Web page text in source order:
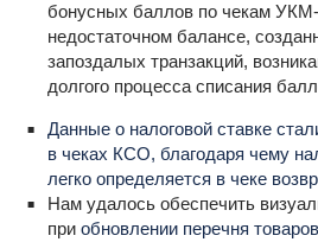
бонусных баллов по чекам
недостаточном балансе,
запоздалых транзакций,
долгого процесса списания
Данные о налоговой ставке
в чеках КСО, благодаря чему
легко определяется в чеке
Нам удалось обеспечить
при обновлении перечня